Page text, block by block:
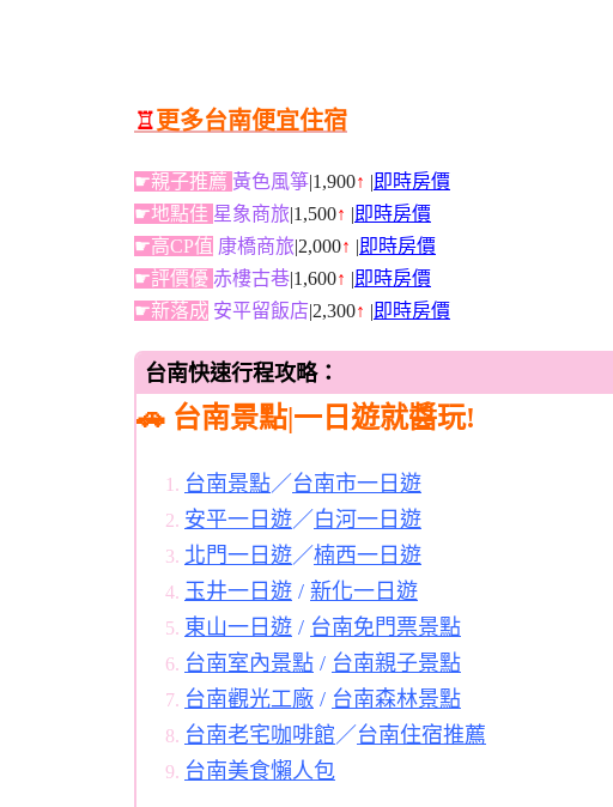
♖更多台南便宜住宿
☛親子推薦 黃色風箏 |1,900↑ 即時房價
☛地點佳 星象商旅 |1,500↑ 即時房價
☛高CP值 康橋商旅 |2,000↑ 即時房價
☛評價優 赤樓古巷 |1,600↑ 即時房價
☛新落成 安平留飯店 |2,300↑ 即時房價
台南快速行程攻略：
🚗 台南景點|一日遊就醬玩!
台南景點／ 台南市一日遊
安平一日遊／ 白河一日遊
北門一日遊／楠西一日遊
玉井一日遊 / 新化一日遊
東山一日遊 / 台南免門票景點
台南室內景點 / 台南親子景點
台南觀光工廠 / 台南森林景點
台南老宅咖啡館／ 台南住宿推薦
台南美食懶人包